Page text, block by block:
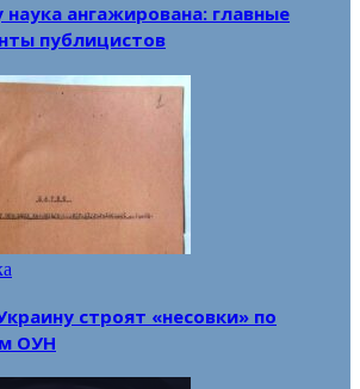
ангажирована: главные
публицистов
строят «несовки» по
ОУН